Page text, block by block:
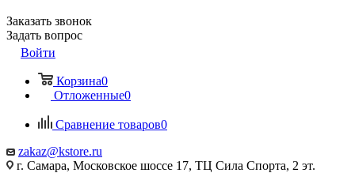
Заказать звонок
Задать вопрос
Войти
Корзина0
Отложенные0
Сравнение товаров0
zakaz@kstore.ru
г. Самара, Московское шоссе 17, ТЦ Сила Спорта, 2 эт.